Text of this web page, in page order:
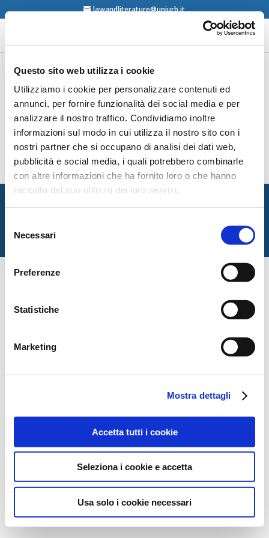
Questo sito web utilizza i cookie
Utilizziamo i cookie per personalizzare contenuti ed
annunci, per fornire funzionalità dei social media e per
analizzare il nostro traffico. Condividiamo inoltre
informazioni sul modo in cui utilizza il nostro sito con i
nostri partner che si occupano di analisi dei dati web,
pubblicità e social media, i quali potrebbero combinarle
con altre informazioni che ha fornito loro o che hanno
raccolto dal suo utilizzo dei loro servizi.
delNecessari
Preferenze
Statistiche
Marketing
Mostra dettagli
Accetta tutti i cookie
Seleziona i cookie e accetta
Usa solo i cookie necessari
lawandliterature@uniurb.it
Herausgegeben von S. Grundmann, C. Baldus,
R. Pereira Dias, J. Dirk Harke, C. Lima Marques,
R. Mancebo, L. Mendes, D. Moura Vicente, K.
Nunes Fritz Recht, Architektur und Kunst |
Direito, Arquitetura e Arte Nomos, Baden-
Baden, 2019
contents